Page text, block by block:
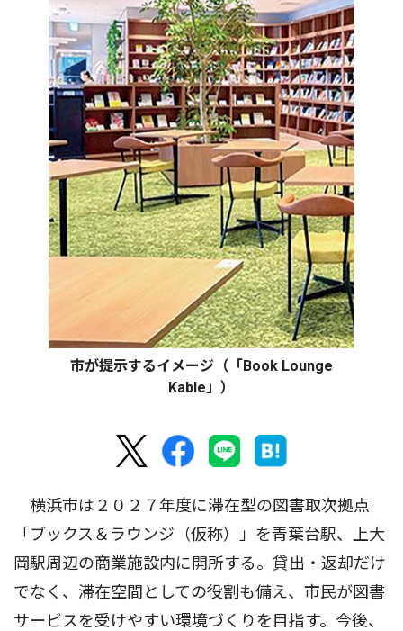
市が提示するイメージ（「Book Lounge
Kable」）
横浜市は２０２７年度に滞在型の図書取次拠点
「ブックス＆ラウンジ（仮称）」を青葉台駅、上大
岡駅周辺の商業施設内に開所する。貸出・返却だけ
でなく、滞在空間としての役割も備え、市民が図書
サービスを受けやすい環境づくりを目指す。今後、